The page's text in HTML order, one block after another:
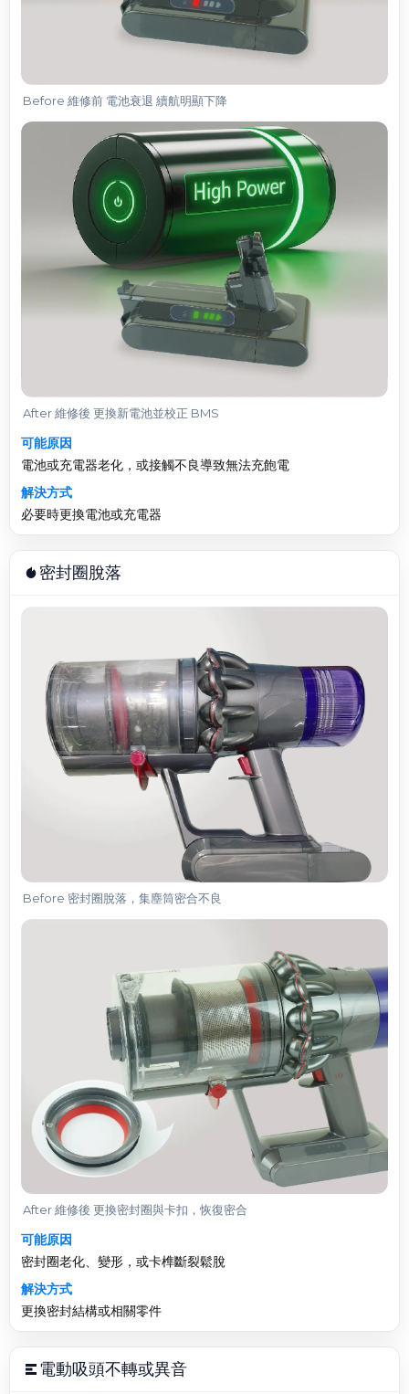
Before 維修前 電池衰退 續航明顯下降
After 維修後 更換新電池並校正 BMS
可能原因
電池或充電器老化，或接觸不良導致無法充飽電
解決方式
必要時更換電池或充電器
密封圈脫落
Before 密封圈脫落，集塵筒密合不良
After 維修後 更換密封圈與卡扣，恢復密合
可能原因
密封圈老化、變形，或卡榫斷裂鬆脫
解決方式
更換密封結構或相關零件
電動吸頭不轉或異音